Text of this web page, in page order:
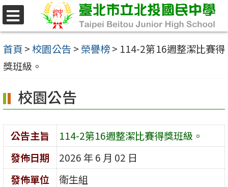
跳
至
主
要
容
區
首頁 >校園公告 > 榮譽榜> 114-2第16週整潔比賽得
獎班級。
校園公告
公告主旨
114-2第16週整潔比賽得獎班級。
發佈日期
2026 年 6 月 02 日
發佈單位
衛生組
選
單